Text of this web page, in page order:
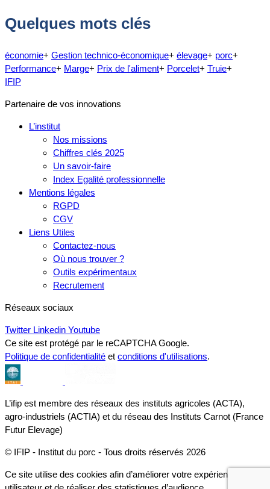
Quelques mots clés
économie+ Gestion technico-économique+ élevage+ porc+
Performance+ Marge+ Prix de l'aliment+ Porcelet+ Truie+
IFIP
Partenaire de vos innovations
L’institut
Nos missions
Chiffres clés 2025
Un savoir-faire
Index Egalité professionnelle
Mentions légales
RGPD
CGV
Liens Utiles
Contactez-nous
Où nous trouver ?
Outils expérimentaux
Recrutement
Réseaux sociaux
Twitter Linkedin Youtube
Ce site est protégé par le reCAPTCHA Google.
Politique de confidentialité et conditions d'utilisations.
L’ifip est membre des réseaux des instituts agricoles (ACTA),
agro-industriels (ACTIA) et du réseau des Instituts Carnot (France
Futur Elevage)
© IFIP - Institut du porc - Tous droits réservés 2026
Ce site utilise des cookies afin d’améliorer votre expérience